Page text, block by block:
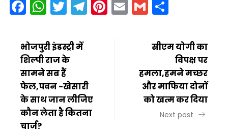
Facebook
WhatsApp
Twitter
Telegram
Pinterest
EmailGmail
भोजपुरी इंडस्ट्री में
शिल्पी राज के
सामने सब हैं
फेल,पवन -खेसारी
के साथ जान लीजिए
कौन लेता है कितना
चार्ज?
सीएम योगी का
विपक्ष पर
हमला,हमने मच्छर
और माफिया दोनों
को खत्म कर दिया
Next post